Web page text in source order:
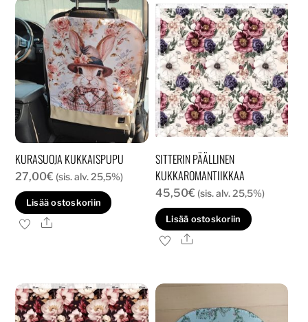
KURASUOJA KUKKAISPUPU
27,00€ (sis. alv. 25,5%)
Lisää ostoskoriin
Ale
SITTERIN PÄÄLLINEN
KUKKAROMANTIIKKAA
45,50€ (sis. alv. 25,5%)
Lisää ostoskoriin
Ale